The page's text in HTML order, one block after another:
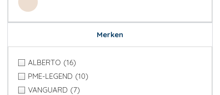
Merken
ALBERTO (16)
PME-LEGEND (10)
VANGUARD (7)